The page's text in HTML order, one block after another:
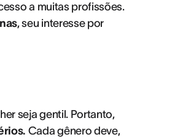
a muitas profissões.
, seu interesse por
seja gentil. Portanto,
Cada gênero deve,